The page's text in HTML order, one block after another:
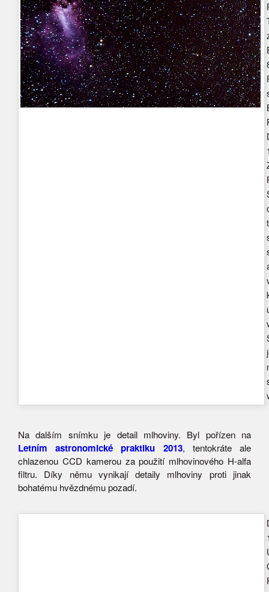
Na dalším snímku je detail mlhoviny. Byl pořízen na
Letním astronomické praktiku 2013, tentokráte ale
chlazenou CCD kamerou za použití mlhovinového H-alfa
filtru. Díky němu vynikají detaily mlhoviny proti jinak
bohatému hvězdnému pozadí.